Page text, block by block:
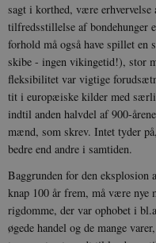
sagt i korthed, være
tilfredsstillelse af bondehunger
forhold må også have spillet en
skibe - ingen vikingetid!), stor
fleksibilitet var vigtige
tit i europæiske kilder med
indtil anden halvdel af 900-
mænd, som skrev. Intet tyder
bedre end andre i samtiden.
Baggrunden for den eksplosion
knap 100 år frem, må være nye
rigdomme, der var ophobet i
øgede handel og de mange